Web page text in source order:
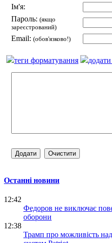
Ім'я:
Пароль: (якщо
зареєстрований)
Email: (обов'язково!)
теги форматування
Останні новини
12:42
Федоров не виключає
оборони
12:38
Трамп про можливість